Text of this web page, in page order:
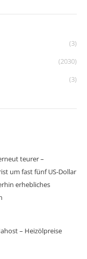
(3)
(2030)
(3)
teurer –
um fast fünf US-Dollar
erhebliches
– Heizölpreise